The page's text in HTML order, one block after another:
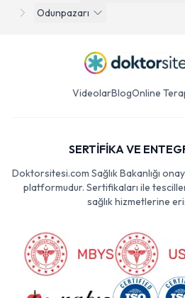
Odunpazarı
VideolarBlogOnline
SERTİFİKA VE
Doktorsitesi.com Sağlık Bakanlığı
platformudur. Sertifikaları ile
sağlık hizmetlerine